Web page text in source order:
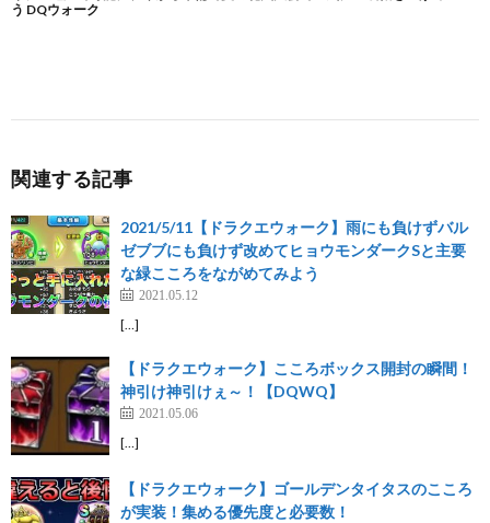
関連する記事
2021/5/11【ドラクエウォーク】雨にも負けずバル
ゼブブにも負けず改めてヒョウモンダークSと主要
な緑こころをながめてみよう
2021.05.12
[…]
【ドラクエウォーク】こころボックス開封の瞬間！
神引け神引けぇ～！【DQWQ】
2021.05.06
[…]
【ドラクエウォーク】ゴールデンタイタスのこころ
が実装！集める優先度と必要数！